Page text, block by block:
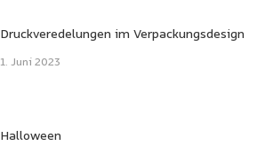
Druckveredelungen im Verpackungsdesign
1. Juni 2023
Halloween